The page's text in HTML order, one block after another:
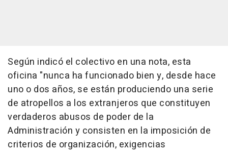
Según indicó el colectivo en una nota, esta
oficina "nunca ha funcionado bien y, desde hace
uno o dos años, se están produciendo una serie
de atropellos a los extranjeros que constituyen
verdaderos abusos de poder de la
Administración y consisten en la imposición de
criterios de organización, exigencias